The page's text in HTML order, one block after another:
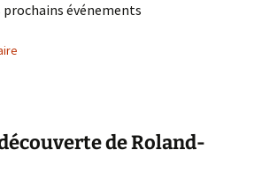
événements
de Roland-